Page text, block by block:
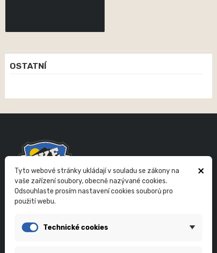
OSTATNÍ
V E-shopu naleznete produkty našich partnerů, které sami
×
Tyto webové stránky ukládají v souladu se zákony na
vaše zařízení soubory, obecně nazývané cookies.
Odsouhlaste prosím nastavení cookies souborů pro
použití webu.
Technické cookies